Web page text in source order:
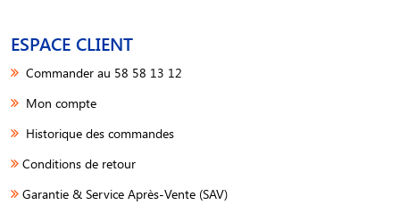
ESPACE CLIENT
Commander au 58 58 13 12
Mon compte
Historique des commandes
Conditions de retour
Garantie & Service Après-Vente (SAV)